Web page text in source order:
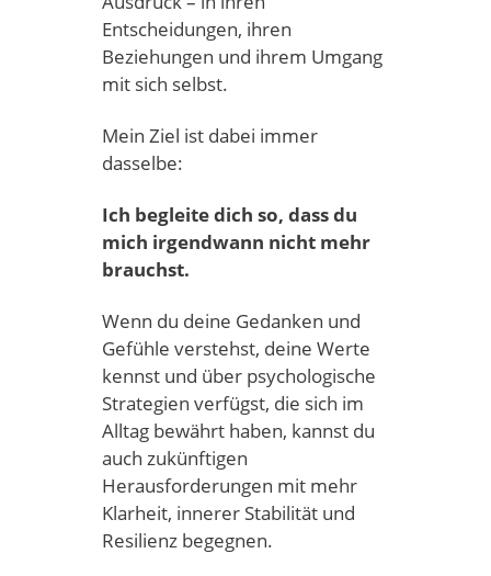
Entscheidungen, ihren
Beziehungen und ihrem Umgang
mit sich selbst.
Mein Ziel ist dabei immer
dasselbe:
Ich begleite dich so, dass du
mich irgendwann nicht mehr
brauchst.
Wenn du deine Gedanken und
Gefühle verstehst, deine Werte
kennst und über psychologische
Strategien verfügst, die sich im
Alltag bewährt haben, kannst du
auch zukünftigen
Herausforderungen mit mehr
Klarheit, innerer Stabilität und
Resilienz begegnen.